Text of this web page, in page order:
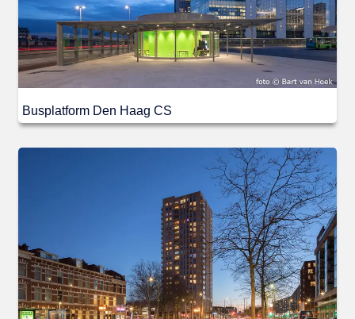
Busplatform Den Haag CS